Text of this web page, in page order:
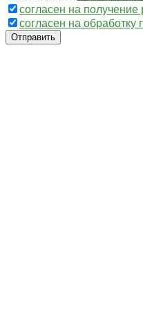
согласен на получение
согласен на
Отправить